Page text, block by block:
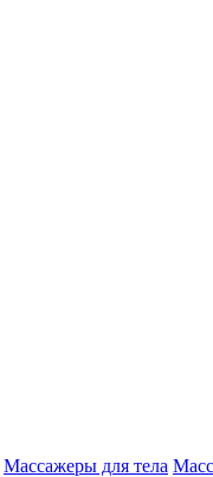
Массажеры для тела